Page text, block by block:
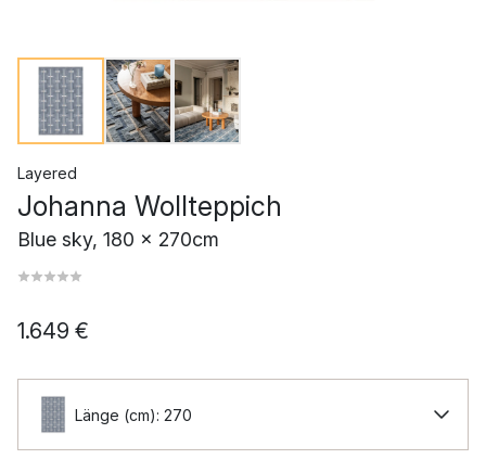
Layered
Johanna Wollteppich
Blue sky, 180 x 270cm
1.649 €
Länge (cm): 270